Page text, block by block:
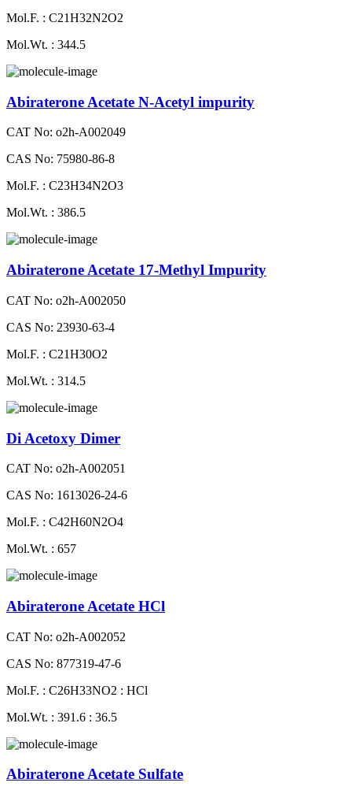
Mol.F. : C21H32N2O2
Mol.Wt. : 344.5
Abiraterone Acetate N-Acetyl impurity
CAT No: o2h-A002049
CAS No: 75980-86-8
Mol.F. : C23H34N2O3
Mol.Wt. : 386.5
Abiraterone Acetate 17-Methyl Impurity
CAT No: o2h-A002050
CAS No: 23930-63-4
Mol.F. : C21H30O2
Mol.Wt. : 314.5
Di Acetoxy Dimer
CAT No: o2h-A002051
CAS No: 1613026-24-6
Mol.F. : C42H60N2O4
Mol.Wt. : 657
Abiraterone Acetate HCl
CAT No: o2h-A002052
CAS No: 877319-47-6
Mol.F. : C26H33NO2 : HCl
Mol.Wt. : 391.6 : 36.5
Abiraterone Acetate Sulfate